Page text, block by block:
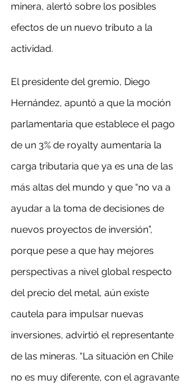
minera, alertó sobre los posibles
efectos de un nuevo tributo a la
actividad.
El presidente del gremio, Diego
Hernández, apuntó a que la moción
parlamentaria que establece el pago
de un 3% de royalty aumentaría la
carga tributaria que ya es una de las
más altas del mundo y que “no va a
ayudar a la toma de decisiones de
nuevos proyectos de inversión”,
porque pese a que hay mejores
perspectivas a nivel global respecto
del precio del metal, aún existe
cautela para impulsar nuevas
inversiones, advirtió el representante
de las mineras. “La situación en Chile
no es muy diferente, con el agravante